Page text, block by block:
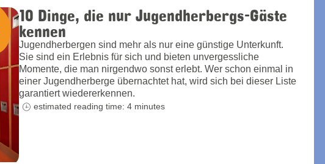
10 Dinge, die nur Jugendherbergs-Gäste
kennen
Jugendherbergen sind mehr als nur eine günstige Unterkunft.
Sie sind ein Erlebnis für sich und bieten unvergessliche
Momente, die man nirgendwo sonst erlebt. Wer schon einmal in
einer Jugendherberge übernachtet hat, wird sich bei dieser Liste
garantiert wiedererkennen.
estimated reading time: 4 minutes